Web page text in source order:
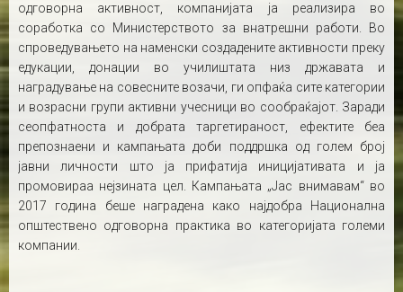
одговорна активност, компанијата ја реализира во
соработка со Министерството за внатрешни работи. Во
спроведувањето на наменски создадените активности преку
едукации, донации во училиштата низ државата и
наградување на совесните возачи, ги опфаќа сите категории
и возрасни групи активни учесници во сообраќајот. Заради
сеопфатноста и добрата таргетираност, ефектите беа
препознаени и кампањата доби поддршка од голем број
јавни личности што ја прифатија иницијативата и ја
промовираа нејзината цел. Кампањата „Јас внимавам“ во
2017 година беше наградена како најдобра Национална
општествено одговорна практика во категоријата големи
компании.